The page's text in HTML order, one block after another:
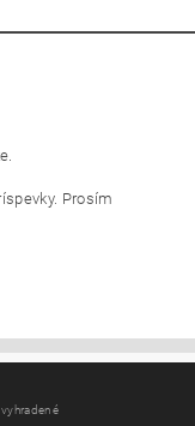
Prosím
vyhradené